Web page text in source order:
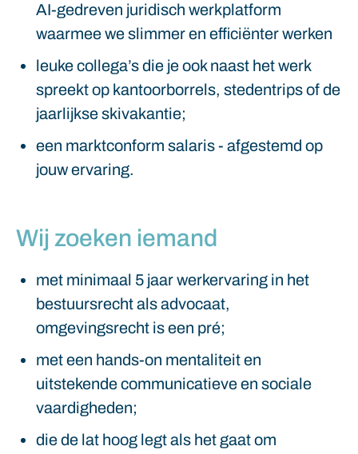
AI-gedreven juridisch werkplatform
waarmee we slimmer en efficiënter werken
leuke collega’s die je ook naast het werk
spreekt op kantoorborrels, stedentrips of de
jaarlijkse skivakantie;
een marktconform salaris - afgestemd op
jouw ervaring.
Wij zoeken iemand
met minimaal 5 jaar werkervaring in het
bestuursrecht als advocaat,
omgevingsrecht is een pré;
met een hands-on mentaliteit en
uitstekende communicatieve en sociale
vaardigheden;
die de lat hoog legt als het gaat om